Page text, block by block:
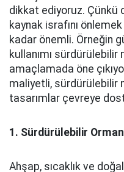
dikkat ediyoruz. Çünkü
kaynak israfını
kadar önemli. Örneğin
kullanımı sürdürülebilir
amaçlamada öne
maliyetli, sürdürülebilir
tasarımlar çevreye
1. Sürdürülebilir
Ahşap, sıcaklık ve